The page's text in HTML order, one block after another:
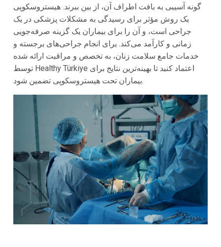
گونه آسیبی به بافت اطراف آن، از بین ببرند. هیستروسکوپی
یک روش مؤثر برای رسیدگی به مشکلات پزشکی در یک
جراحی است، و آن را برای بیماران یک گزینه صرفه‌جویی
زمانی و کارآمد می‌کند. برای انجام جراحی‌های برجسته و
خدمات جامع سلامت زنان، به تخصص و مراقبت ارائه شده
توسط Healthy Türkiye اعتماد کنید تا بهینه‌ترین نتایج برای
بیماران تحت هیستروسکوپی تضمین شود.